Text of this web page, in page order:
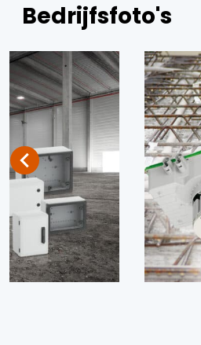
Bedrijfsfoto's